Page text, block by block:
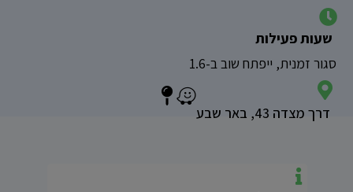
שעות פעילות
סגור זמנית, ייפתח שוב ב-1.6
דרך מצדה 43, באר שבע